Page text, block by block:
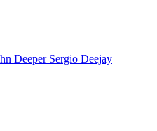
Deeper Sergio Deejay